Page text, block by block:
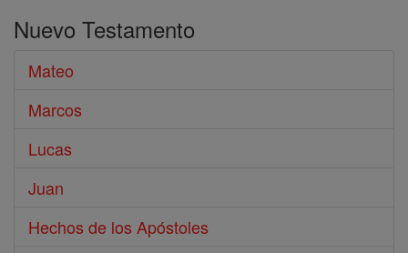
Biblia
Nuevo Testamento
Mateo
Marcos
Lucas
Juan
Hechos de los Apóstoles